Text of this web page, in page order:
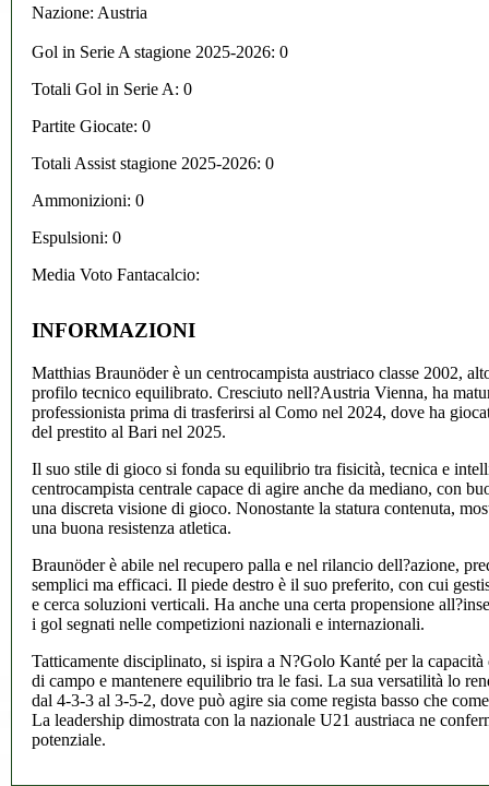
Nazione: Austria
Gol in Serie A stagione 2025-2026: 0
Totali Gol in Serie A: 0
Partite Giocate: 0
Totali Assist stagione 2025-2026: 0
Ammonizioni: 0
Espulsioni: 0
Media Voto Fantacalcio:
INFORMAZIONI
Matthias Braunöder è un centrocampista austriaco classe 2002,
profilo tecnico equilibrato. Cresciuto nell?Austria Vienna, ha
professionista prima di trasferirsi al Como nel 2024, dove ha
del prestito al Bari nel 2025.
Il suo stile di gioco si fonda su equilibrio tra fisicità, tecnica e
centrocampista centrale capace di agire anche da mediano, con
una discreta visione di gioco. Nonostante la statura contenuta,
una buona resistenza atletica.
Braunöder è abile nel recupero palla e nel rilancio dell?azione,
semplici ma efficaci. Il piede destro è il suo preferito, con cui
e cerca soluzioni verticali. Ha anche una certa propensione
i gol segnati nelle competizioni nazionali e internazionali.
Tatticamente disciplinato, si ispira a N?Golo Kanté per la
di campo e mantenere equilibrio tra le fasi. La sua versatilità lo
dal 4-3-3 al 3-5-2, dove può agire sia come regista basso che
La leadership dimostrata con la nazionale U21 austriaca ne
potenziale.